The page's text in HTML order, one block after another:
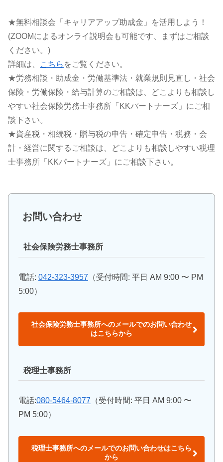
★無料相談会「キャリアアップ助成金」を活用しよう！
(ZOOMによるオンライ説明会も可能です、まずはご相談
ください。)
詳細は、
こちら をご覧ください。
★労務相談・助成金・労働基準法・就業規則見直し・社会
保険・労働保険・給与計算のご相談は、どこよりも相談し
やすい社会保険労務士事務所「KKパートナーズ」にご相
談下さい。
★資産税・相続税・贈与税の申告・確定申告・税務・会
計・経営に関するご相談は、どこよりも相談しやすい税理
士事務所「KKパートナーズ」にご相談下さい。
お問い合わせ
社会保険労務士事務所
電話: 042-323-3957 （受付時間: 平日 AM 9:00 〜 PM
5:00）
社会保険労務士事務所へのメールでのお問い合わせ
はこちらから
税理士事務所
電話:080-5464-8077 （受付時間: 平日 AM 9:00 〜
PM 5:00）
税理士事務所へのメールでのお問い合わせはこちら
から